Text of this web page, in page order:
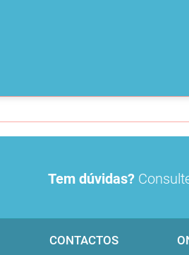
Tem dúvidas?
CONTACTOS